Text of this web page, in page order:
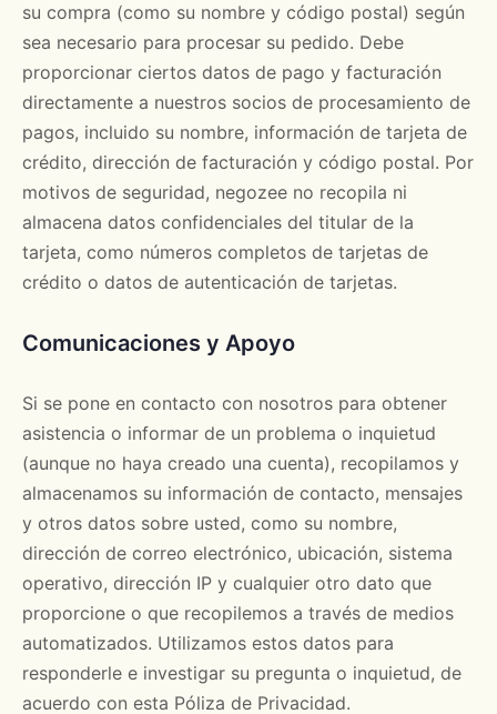
su compra (como su nombre y código postal) según
sea necesario para procesar su pedido. Debe
proporcionar ciertos datos de pago y facturación
directamente a nuestros socios de procesamiento de
pagos, incluido su nombre, información de tarjeta de
crédito, dirección de facturación y código postal. Por
motivos de seguridad, negozee no recopila ni
almacena datos confidenciales del titular de la
tarjeta, como números completos de tarjetas de
crédito o datos de autenticación de tarjetas.
Comunicaciones y Apoyo
Si se pone en contacto con nosotros para obtener
asistencia o informar de un problema o inquietud
(aunque no haya creado una cuenta), recopilamos y
almacenamos su información de contacto, mensajes
y otros datos sobre usted, como su nombre,
dirección de correo electrónico, ubicación, sistema
operativo, dirección IP y cualquier otro dato que
proporcione o que recopilemos a través de medios
automatizados. Utilizamos estos datos para
responderle e investigar su pregunta o inquietud, de
acuerdo con esta Póliza de Privacidad.